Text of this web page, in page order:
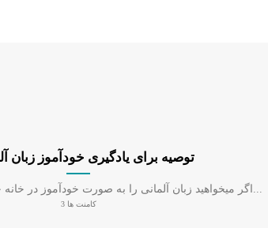
۸ توصیه برای یادگیری خودآموز زبان
اگر میخواهید زبان آلمانی را به صورت خودآموز در خانه خود یادبگیرید ما به شما...
کامنت ها 3